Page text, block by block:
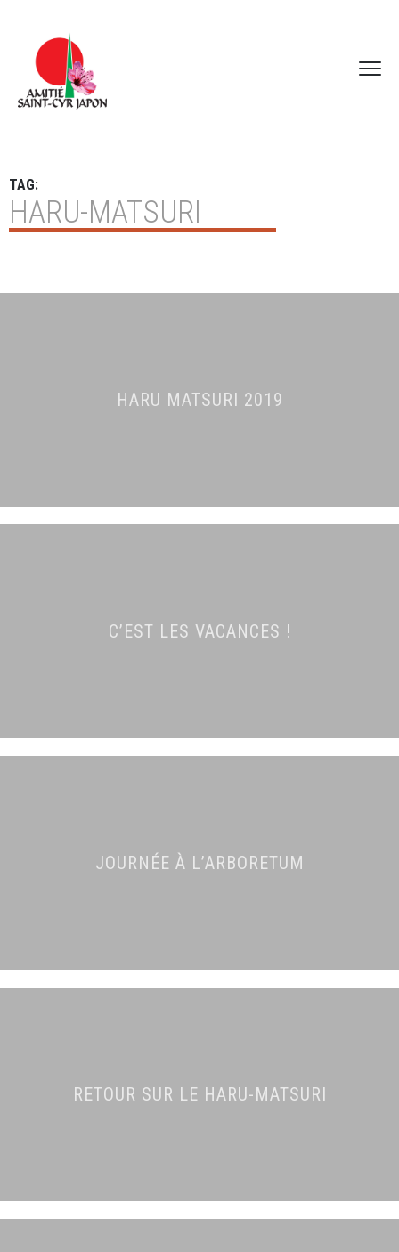
TAG:
HARU-MATSURI
HARU MATSURI 2019
C’EST LES VACANCES !
JOURNÉE À L’ARBORETUM
RETOUR SUR LE HARU-MATSURI